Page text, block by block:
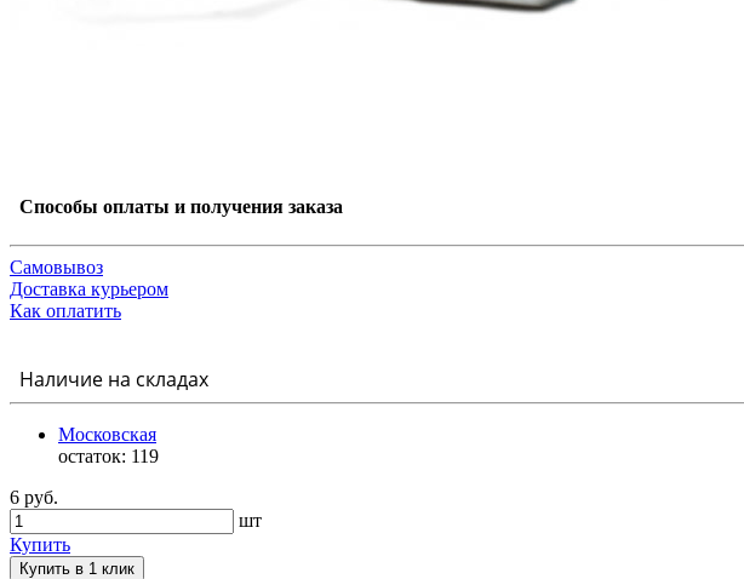
Способы оплаты и получения заказа
Самовывоз
Доставка курьером
Как оплатить
Наличие на складах
Московская
остаток: 119
6 руб.
шт
Купить
Купить в 1 клик